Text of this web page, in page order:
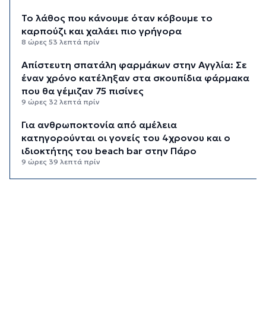
Το λάθος που κάνουμε όταν κόβουμε το
καρπούζι και χαλάει πιο γρήγορα
8 ώρες 53 λεπτά πρίν
Απίστευτη σπατάλη φαρμάκων στην Αγγλία: Σε
έναν χρόνο κατέληξαν στα σκουπίδια φάρμακα
που θα γέμιζαν 75 πισίνες
9 ώρες 32 λεπτά πρίν
Για ανθρωποκτονία από αμέλεια
κατηγορούνται οι γονείς του 4χρονου και ο
ιδιοκτήτης του beach bar στην Πάρο
9 ώρες 39 λεπτά πρίν